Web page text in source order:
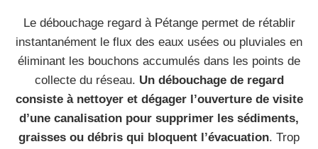
Le débouchage regard à Pétange permet de rétablir
instantanément le flux des eaux usées ou pluviales en
éliminant les bouchons accumulés dans les points de
collecte du réseau. Un débouchage de regard
consiste à nettoyer et dégager l’ouverture de visite
d’une canalisation pour supprimer les sédiments,
graisses ou débris qui bloquent l’évacuation. Trop